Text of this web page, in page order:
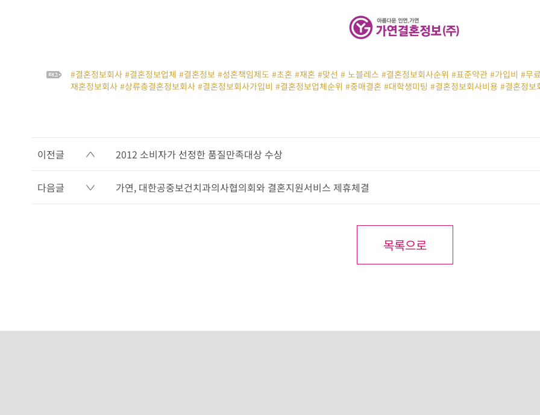
#결혼정보회사 #결혼정보업체 #결혼정보 #성혼책임제도 #초혼 #재혼 #맞선 # 노블레스 #결혼정보회사순위 #표준약관 #가입비 #
재혼정보회사 #상류층결혼정보회사 #결혼정보회사가입비 #결혼정보업체순위 #중매결혼 #대학생미팅 #결혼정보회사비용 #결혼정
이전글 2012 소비자가 선정한 품질만족대상 수상
다음글 가연, 대한공중보건치과의사협의회와 결혼지원서비스 제휴체결
목록으로